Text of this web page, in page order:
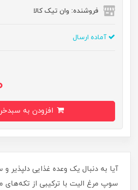
فروشنده: وان تیک کالا
آماده ارسال
آیا به دنبال یک وعده غذایی دلپذیر
سوپ مرغ الیت با ترکیبی از تکه‌های